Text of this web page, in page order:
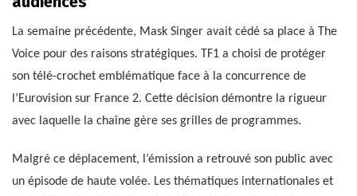
La semaine précédente, Mask Singer avait cédé sa place à The
Voice pour des raisons stratégiques. TF1 a choisi de protéger
son télé-crochet emblématique face à la concurrence de
l’Eurovision sur France 2. Cette décision démontre la rigueur
avec laquelle la chaîne gère ses grilles de programmes.
Malgré ce déplacement, l’émission a retrouvé son public avec
un épisode de haute volée. Les thématiques internationales et